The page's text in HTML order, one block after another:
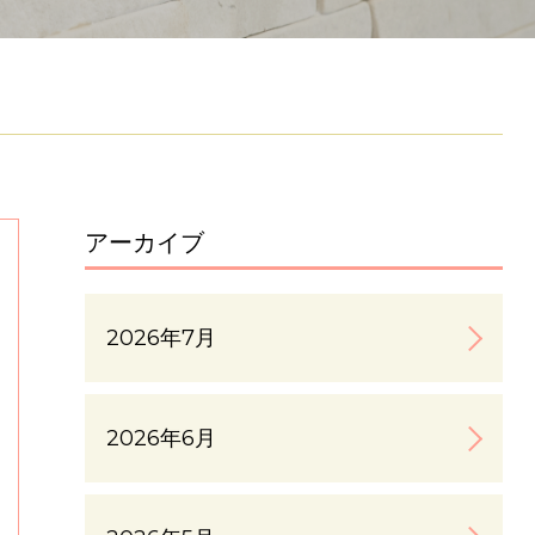
アーカイブ
2026年7月
2026年6月